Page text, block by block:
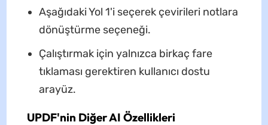
Aşağıdaki Yol 1'i seçerek çevirileri notlara
dönüştürme seçeneği.
Çalıştırmak için yalnızca birkaç fare
tıklaması gerektiren kullanıcı dostu
arayüz.
UPDF'nin Diğer AI Özellikleri